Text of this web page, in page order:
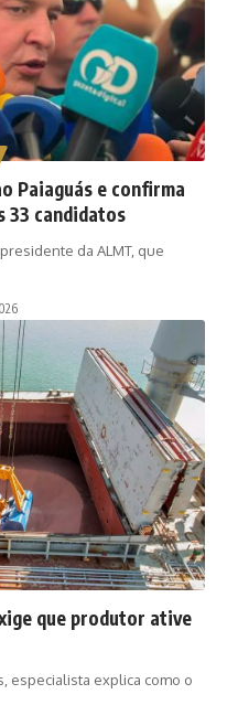
Paiaguás e confirma
33 candidatos
da ALMT, que
que produtor ative
especialista explica como o